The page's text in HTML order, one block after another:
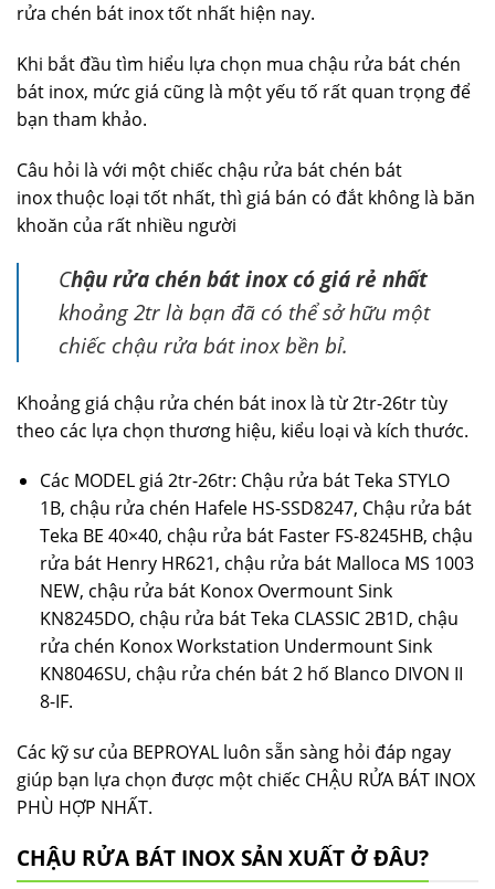
rửa chén bát inox tốt nhất hiện nay.
Khi bắt đầu tìm hiểu lựa chọn mua chậu rửa bát chén
bát inox, mức giá cũng là một yếu tố rất quan trọng để
bạn tham khảo.
Câu hỏi là với một chiếc chậu rửa bát chén bát
inox thuộc loại tốt nhất, thì giá bán có đắt không là băn
khoăn của rất nhiều người
Chậu rửa chén bát inox có giá rẻ nhất
khoảng 2tr là bạn đã có thể sở hữu một
chiếc chậu rửa bát inox bền bỉ.
Khoảng giá chậu rửa chén bát inox là từ 2tr-26tr tùy
theo các lựa chọn thương hiệu, kiểu loại và kích thước.
Các MODEL giá 2tr-26tr: Chậu rửa bát Teka STYLO
1B, chậu rửa chén Hafele HS-SSD8247, Chậu rửa bát
Teka BE 40×40, chậu rửa bát Faster FS-8245HB, chậu
rửa bát Henry HR621, chậu rửa bát Malloca MS 1003
NEW, chậu rửa bát Konox Overmount Sink
KN8245DO, chậu rửa bát Teka CLASSIC 2B1D, chậu
rửa chén Konox Workstation Undermount Sink
KN8046SU, chậu rửa chén bát 2 hố Blanco DIVON II
8-IF.
Các kỹ sư của BEPROYAL luôn sẵn sàng hỏi đáp ngay
giúp bạn lựa chọn được một chiếc CHẬU RỬA BÁT INOX
PHÙ HỢP NHẤT.
CHẬU RỬA BÁT INOX SẢN XUẤT Ở ĐÂU?